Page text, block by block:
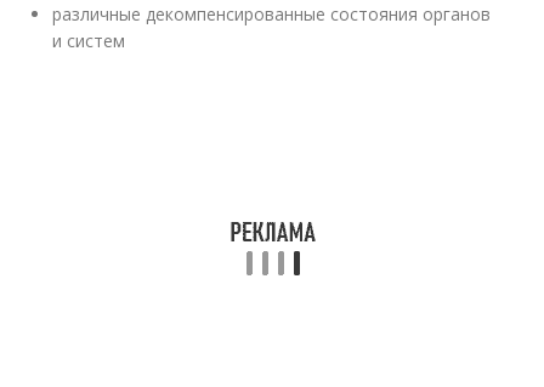
различные декомпенсированные состояния органов
и систем